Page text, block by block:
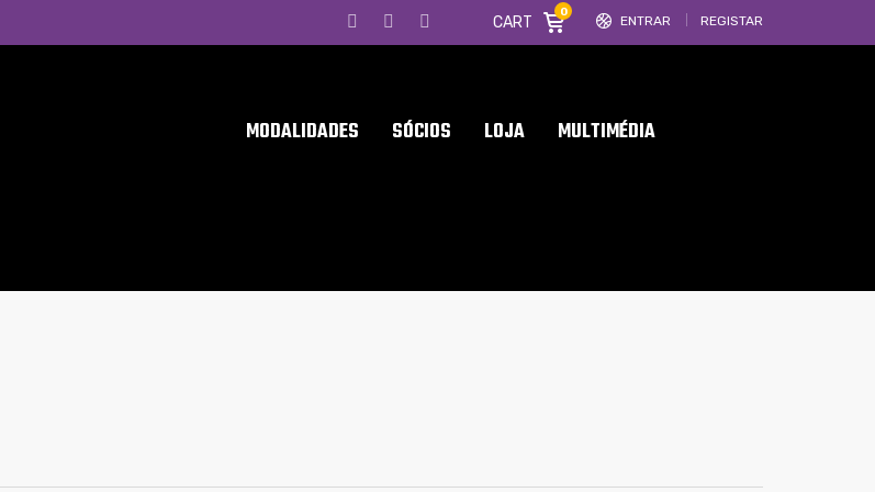
ENTRAR REGISTAR
CART
0
MODALIDADES SÓCIOS LOJA MULTIMÉDIA